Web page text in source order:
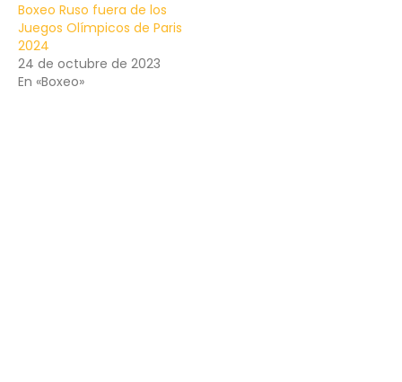
Boxeo Ruso fuera de los
Juegos Olímpicos de Paris
2024
24 de octubre de 2023
En «Boxeo»